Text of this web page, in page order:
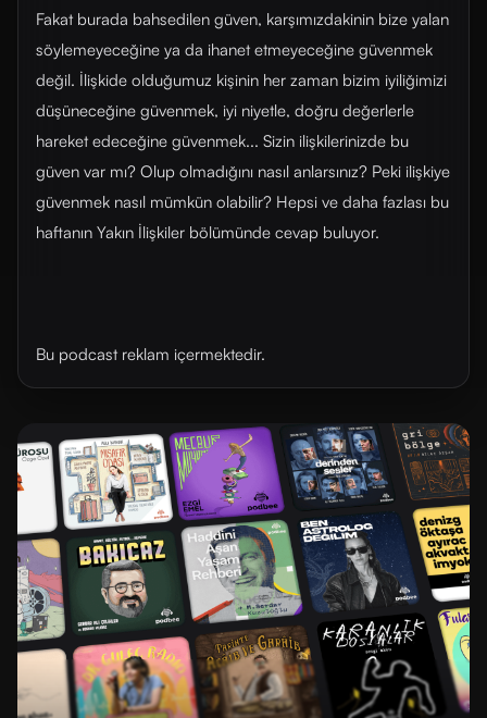
Fakat burada bahsedilen güven, karşımızdakinin bize yalan
söylemeyeceğine ya da ihanet etmeyeceğine güvenmek
değil. İlişkide olduğumuz kişinin her zaman bizim iyiliğimizi
düşüneceğine güvenmek, iyi niyetle, doğru değerlerle
hareket edeceğine güvenmek... Sizin ilişkilerinizde bu
güven var mı? Olup olmadığını nasıl anlarsınız? Peki ilişkiye
güvenmek nasıl mümkün olabilir? Hepsi ve daha fazlası bu
haftanın Yakın İlişkiler bölümünde cevap buluyor.
Bu podcast reklam içermektedir.